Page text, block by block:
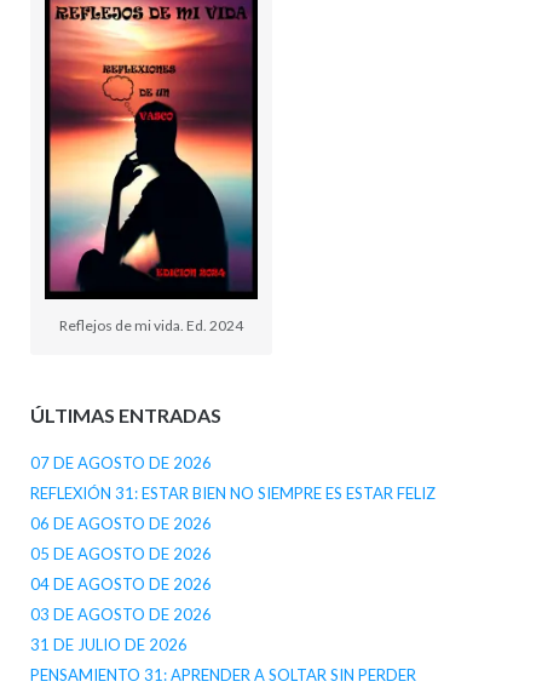
Reflejos de mi vida. Ed. 2024
ÚLTIMAS ENTRADAS
07 DE AGOSTO DE 2026
REFLEXIÓN 31: ESTAR BIEN NO SIEMPRE ES ESTAR FELIZ
06 DE AGOSTO DE 2026
05 DE AGOSTO DE 2026
04 DE AGOSTO DE 2026
03 DE AGOSTO DE 2026
31 DE JULIO DE 2026
PENSAMIENTO 31: APRENDER A SOLTAR SIN PERDER